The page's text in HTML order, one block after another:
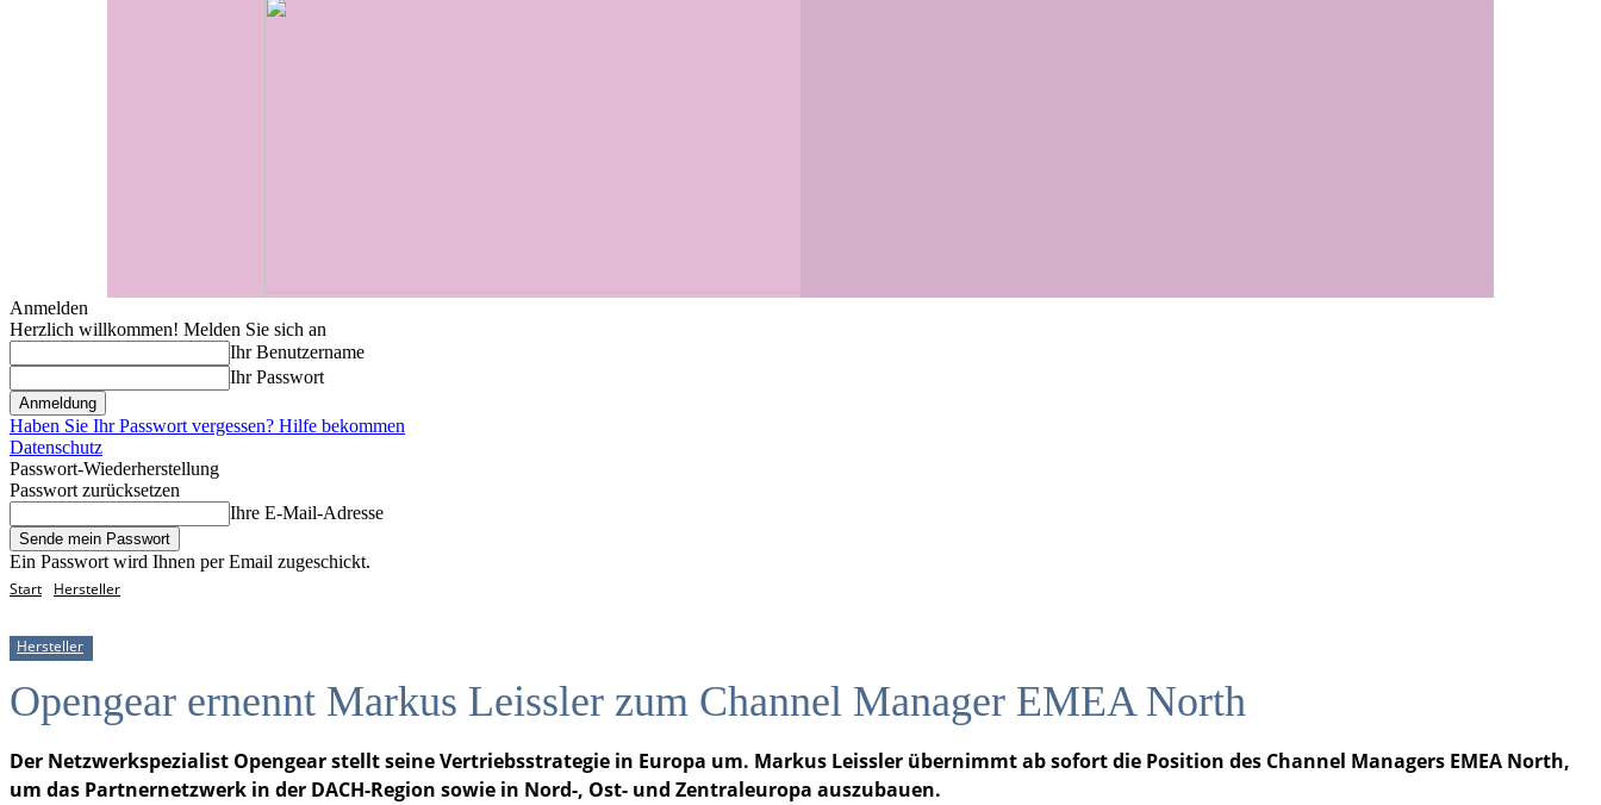
Anmelden
Herzlich willkommen! Melden Sie sich an
Ihr Benutzername
Ihr Passwort
Haben Sie Ihr Passwort vergessen? Hilfe bekommen
Datenschutz
Passwort-Wiederherstellung
Passwort zurücksetzen
Ihre E-Mail-Adresse
Ein Passwort wird Ihnen per Email zugeschickt.
Start
Hersteller
Hersteller
Opengear ernennt Markus Leissler zum Channel Manager EMEA North
Der Netzwerkspezialist Opengear stellt seine Vertriebsstrategie in Europa um. Markus Leissler übernimmt ab sofort die Position des Channel Managers EMEA North,
um das Partnernetzwerk in der DACH-Region sowie in Nord-, Ost- und Zentraleuropa auszubauen.